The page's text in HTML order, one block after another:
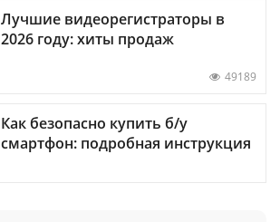
Лучшие видеорегистраторы в
2026 году: хиты продаж
49189
Как безопасно купить б/у
смартфон: подробная инструкция